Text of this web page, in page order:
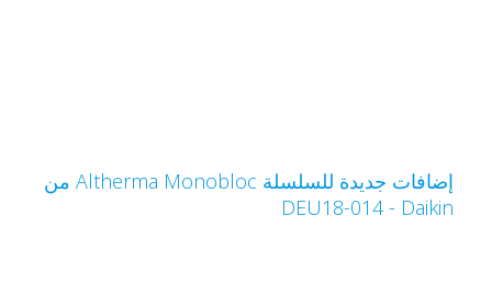
إضافات جديدة للسلسلة Altherma Monobloc من
Daikin‏ - DEU18-